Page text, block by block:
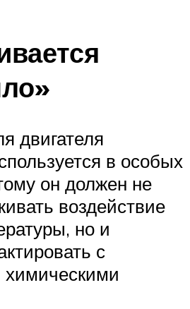
двигателя
в особых
он должен не
воздействие
но и
с